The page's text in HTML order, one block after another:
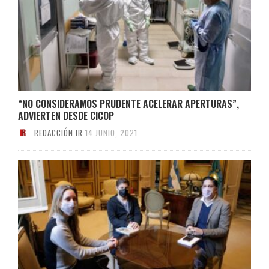
“NO CONSIDERAMOS PRUDENTE ACELERAR APERTURAS”,
ADVIERTEN DESDE CICOP
REDACCIÓN IR 14 JUNIO, 2021